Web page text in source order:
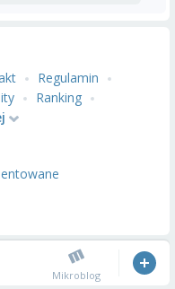
Regulamin
Ranking
Mikroblog